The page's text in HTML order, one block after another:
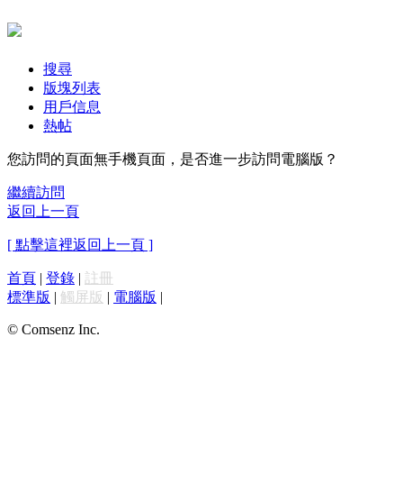
搜尋
版塊列表
用戶信息
熱帖
您訪問的頁面無手機頁面，是否進一步訪問電腦版？
繼續訪問
返回上一頁
[ 點擊這裡返回上一頁 ]
首頁 | 登錄 | 註冊
標準版 | 觸屏版 | 電腦版 |
© Comsenz Inc.